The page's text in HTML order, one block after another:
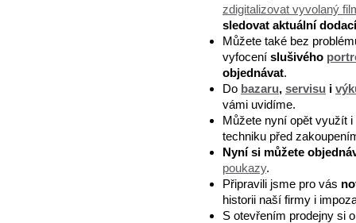
zdigitalizovat vyvolaný
sledovat aktuální
Můžete také bez
vyfocení slušivého
objednávat.
Do bazaru, servisu i
vámi uvidíme.
Můžete nyní opět využít
techniku před
Nyní si můžete
poukazy.
Připravili jsme pro vás
historii naší firmy i
S otevřením prodejny si